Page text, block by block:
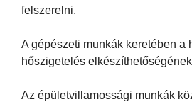
felszerelni.
A gépészeti munkák keretében a
hőszigetelés
Az épületvillamossági munkák